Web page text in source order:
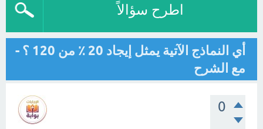
اطرح سؤالاً
أي النماذج الآتية يمثل إيجاد 20 ٪ من 120 ؟ -
مع الشرح
0